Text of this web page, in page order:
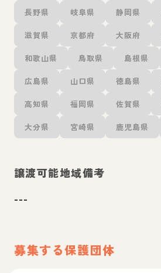
長野県 岐阜県 静岡県
滋賀県 京都府 大阪府
和歌山県 鳥取県 島根県
広島県 山口県 徳島県
高知県 福岡県 佐賀県
大分県 宮崎県 鹿児島県
譲渡可能地域備考
---
募集する保護団体